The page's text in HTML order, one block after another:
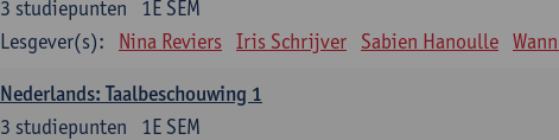
1E SEM
3 studiepunten
Lesgever(s):
Nina Reviers Iris Schrijver Sabien Hanoulle
Nederlands: Taalbeschouwing 1
1E SEM
3 studiepunten